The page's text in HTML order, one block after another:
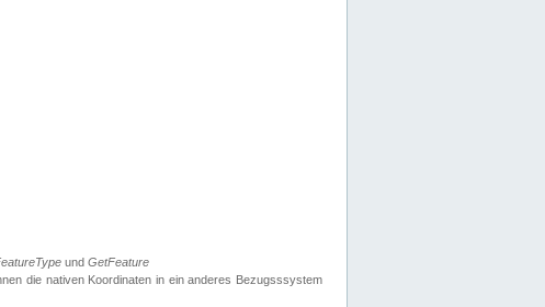
und GetFeature
die nativen Koordinaten in ein anderes Bezugsssystem